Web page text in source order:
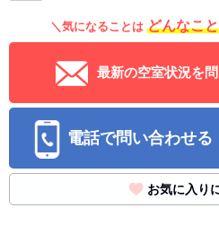
＼気になることは どんなこ
最新の空室状況を
電話で問い合わせる
お気に入り